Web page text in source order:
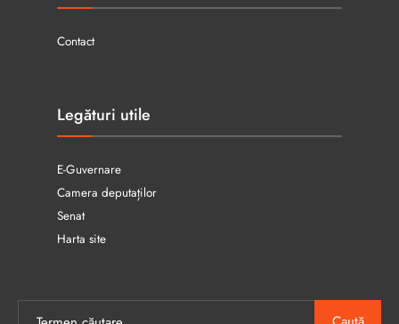
Contact
Legături utile
E-Guvernare
Camera deputaților
Senat
Harta site